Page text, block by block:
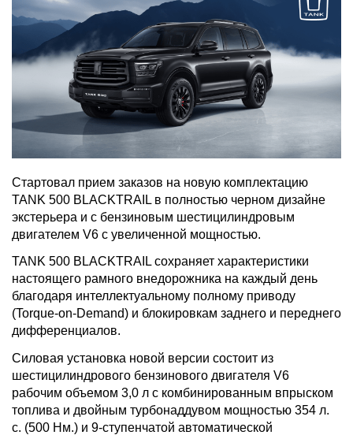
Стартовал прием заказов на новую комплектацию
TANK 500 BLACKTRAIL в полностью черном дизайне
экстерьера и с бензиновым шестицилиндровым
двигателем V6 c увеличенной мощностью.
TANK 500 BLACKTRAIL сохраняет характеристики
настоящего рамного внедорожника на каждый день
благодаря интеллектуальному полному приводу
(Torque-on-Demand) и блокировкам заднего и переднего
дифференциалов.
Силовая установка новой версии состоит из
шестицилиндрового бензинового двигателя V6
рабочим объемом 3,0 л с комбинированным впрыском
топлива и двойным турбонаддувом мощностью 354 л.
с. (500 Нм.) и 9-ступенчатой автоматической